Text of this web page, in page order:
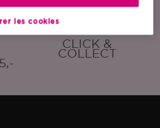
CLICK &
COLLECT
les cookies